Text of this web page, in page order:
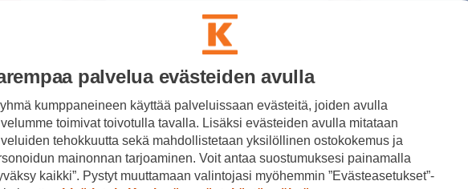
palvelua evästeiden avulla
kumppaneineen käyttää palveluissaan evästeitä, joiden avulla
toimivat toivotulla tavalla. Lisäksi evästeiden avulla mitataan
tehokkuutta sekä mahdollistetaan yksilöllinen ostokokemus ja
mainonnan tarjoaminen. Voit antaa suostumuksesi painamalla
kaikki”. Pystyt muuttamaan valintojasi myöhemmin ”Evästeasetukset”-